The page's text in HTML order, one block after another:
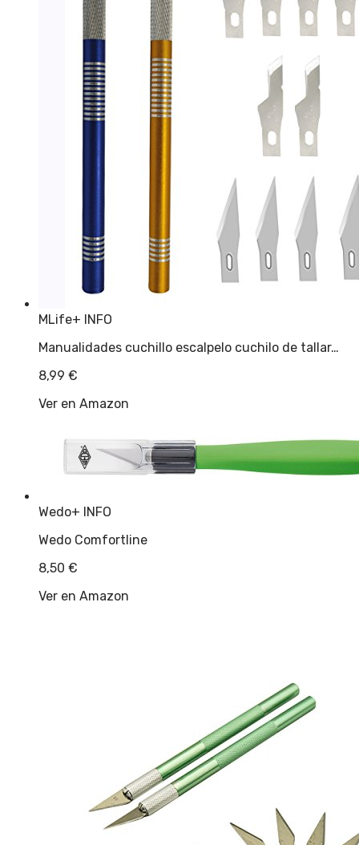
MLife+ INFO
Manualidades cuchillo escalpelo cuchilo de tallar…
8,99 €
Ver en Amazon
Wedo+ INFO
Wedo Comfortline
8,50 €
Ver en Amazon